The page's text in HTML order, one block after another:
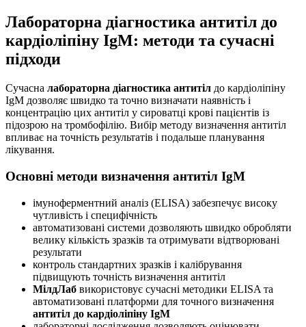
Лабораторна діагностика антитіл до
кардіоліпіну IgM: методи та сучасні
підходи
Сучасна лабораторна діагностика антитіл до кардіоліпіну
IgM дозволяє швидко та точно визначати наявність і
концентрацію цих антитіл у сироватці крові пацієнтів із
підозрою на тромбофілію. Вибір методу визначення антитіл
впливає на точність результатів і подальше планування
лікування.
Основні методи визначення антитіл IgM
імуноферментний аналіз (ELISA) забезпечує високу
чутливість і специфічність
автоматизовані системи дозволяють швидко обробляти
велику кількість зразків та отримувати відтворювані
результати
контроль стандартних зразків і калібрування
підвищують точність визначення антитіл
МілдЛаб використовує сучасні методики ELISA та
автоматизовані платформи для точного визначення
антитіл до кардіоліпіну IgM